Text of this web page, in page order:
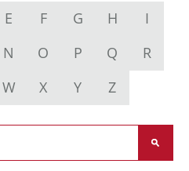
E F G H
I
N O P Q
R
W X Y Z